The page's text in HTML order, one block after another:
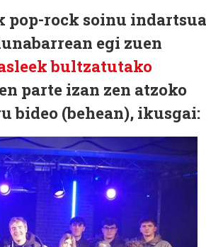
pop-rock soinu indartsua
egi zuen
bultzatutako
parte izan zen atzoko
bideo (behean), ikusgai: